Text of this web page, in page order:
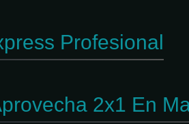
Profesional
2x1 En